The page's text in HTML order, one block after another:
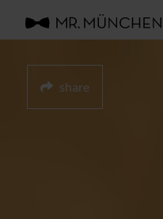
share